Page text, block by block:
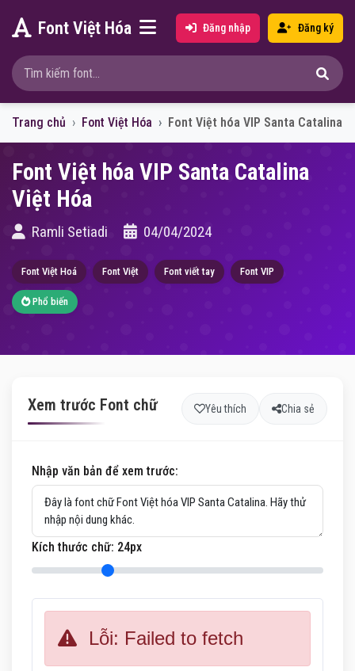
Font Việt Hóa Đăng nhập Đăng ký
Trang chủ Font Việt Hóa Font Việt hóa VIP Santa Catalina
Font Việt hóa VIP Santa Catalina
Việt Hóa
Ramli Setiadi 04/04/2024
Font Việt Hoá Font Việt Font viết tay Font VIP
Phổ biến
Xem trước Font chữ Yêu thích Chia sẻ
Nhập văn bản để xem trước:
Kích thước chữ: 24px
Lỗi: Failed to fetch